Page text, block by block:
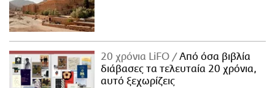
20 χρόνια LiFO
Από όσα βιβλία
διάβασες τα τελευταία 20 χρόνια,
αυτό ξεχωρίζεις